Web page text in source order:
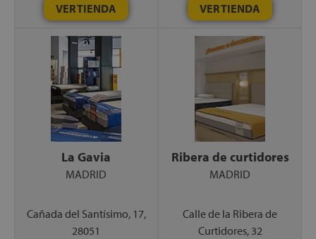
VER TIENDA
VER TIENDA
La Gavia
MADRID
Cañada del Santísimo, 17,
28051
Ribera de curtidores
MADRID
Calle de la Ribera de
Curtidores, 32